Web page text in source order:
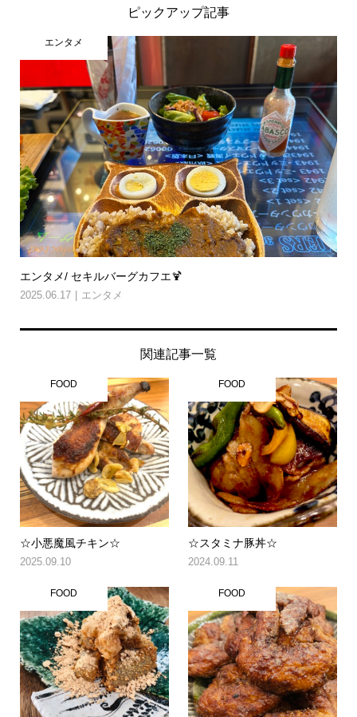
ピックアップ記事
エンタメ
エンタメ/ セキルバーグカフエ🍹
2025.06.17 エンタメ
関連記事一覧
FOOD
☆小悪魔風チキン☆
2025.09.10
FOOD
☆スタミナ豚丼☆
2024.09.11
FOOD FOOD